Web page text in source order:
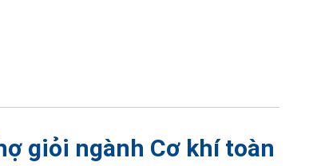
giỏi ngành Cơ khí toàn